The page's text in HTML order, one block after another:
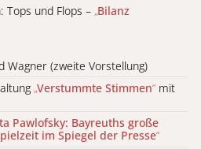
Tops und Flops – „Bilanz
Wagner (zweite Vorstellung)
„Verstummte Stimmen“ mit
Pawlofsky: Bayreuths große
im Spiegel der Presse“